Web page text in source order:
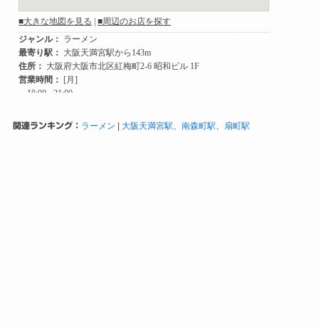
関連ランキング： ラーメン 大阪天満宮駅、 南森町駅、 扇町駅